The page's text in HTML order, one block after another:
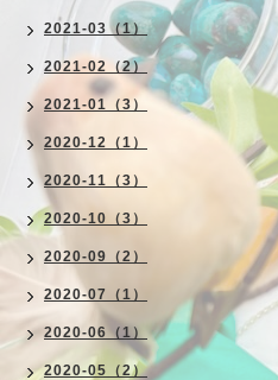
2021-03（1）
2021-02（2）
2021-01（3）
2020-12（1）
2020-11（3）
2020-10（3）
2020-09（2）
2020-07（1）
2020-06（1）
2020-05（2）